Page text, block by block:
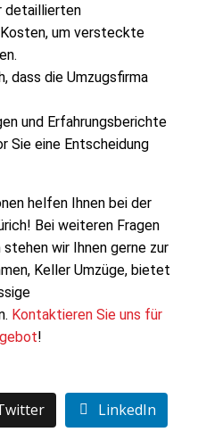
detaillierten
um versteckte
dass die Umzugsfirma
und Erfahrungsberichte
Sie eine Entscheidung
helfen Ihnen bei der
Bei weiteren Fragen
wir Ihnen gerne zur
Keller Umzüge, bietet
Kontaktieren Sie uns für
!
LinkedIn